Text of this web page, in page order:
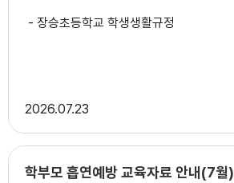
- 장승초등학교 학생생활규정
2026 07.23
학부모 흡연예방 교육자료 안내(7월)